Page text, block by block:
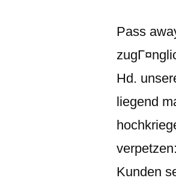
Pass
Hd.
liegend
Kunden